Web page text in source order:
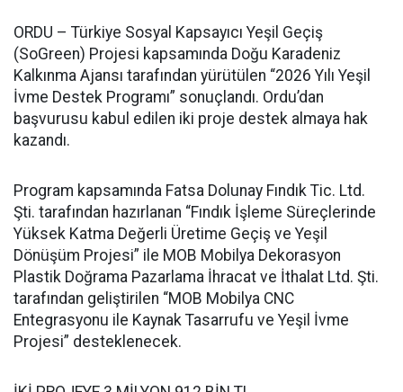
ORDU – Türkiye Sosyal Kapsayıcı Yeşil Geçiş
(SoGreen) Projesi kapsamında Doğu Karadeniz
Kalkınma Ajansı tarafından yürütülen “2026 Yılı Yeşil
İvme Destek Programı” sonuçlandı. Ordu’dan
başvurusu kabul edilen iki proje destek almaya hak
kazandı.
Program kapsamında Fatsa Dolunay Fındık Tic. Ltd.
Şti. tarafından hazırlanan “Fındık İşleme Süreçlerinde
Yüksek Katma Değerli Üretime Geçiş ve Yeşil
Dönüşüm Projesi” ile MOB Mobilya Dekorasyon
Plastik Doğrama Pazarlama İhracat ve İthalat Ltd. Şti.
tarafından geliştirilen “MOB Mobilya CNC
Entegrasyonu ile Kaynak Tasarrufu ve Yeşil İvme
Projesi” desteklenecek.